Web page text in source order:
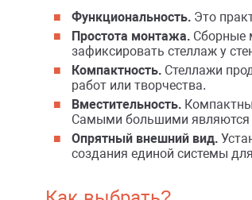
Функциональность. Это
Простота монтажа. Сборные
зафиксировать стеллаж у
Компактность. Стеллажи
работ или творчества.
Вместительность.
Самыми большими являются
Опрятный внешний вид.
создания единой системы